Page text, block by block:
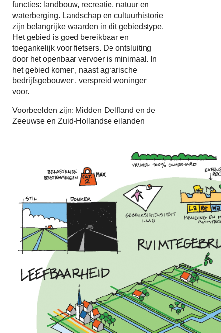
functies: landbouw, recreatie, natuur en
waterberging. Landschap en cultuurhistorie
zijn belangrijke waarden in dit gebiedstype.
Het gebied is goed bereikbaar en
toegankelijk voor fietsers. De ontsluiting
door het openbaar vervoer is minimaal. In
het gebied komen, naast agrarische
bedrijfsgebouwen, verspreid woningen
voor.
Voorbeelden zijn: Midden-Delfland en de
Zeeuwse en Zuid-Hollandse eilanden